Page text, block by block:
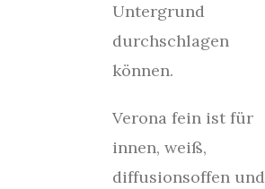
Untergrund
durchschlagen
können.
Verona fein ist für
innen, weiß,
diffusionsoffen und